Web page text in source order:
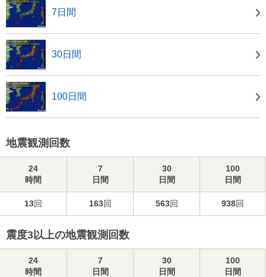
7日間
30日間
100日間
地震観測回数
24
時間
7
日間
30
日間
100
日間
13回 163回 563回 938回
震度3以上の地震観測回数
24
時間
7
日間
30
日間
100
日間